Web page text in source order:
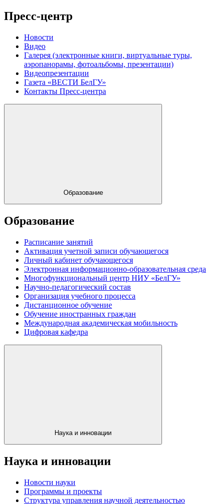
Пресс-центр
Новости
Видео
Галерея (электронные книги, виртуальные туры,
аэропанорамы, фотоальбомы, презентации)
Видеопрезентации
Газета «ВЕСТИ БелГУ»
Контакты Пресс-центра
Образование
Образование
Расписание занятий
Активация учетной записи обучающегося
Личный кабинет обучающегося
Электронная информационно-образовательная среда
Многофункциональный центр НИУ «БелГУ»
Научно-педагогический состав
Организация учебного процесса
Дистанционное обучение
Обучение иностранных граждан
Международная академическая мобильность
Цифровая кафедра
Наука и инновации
Наука и инновации
Новости науки
Программы и проекты
Структура управления научной деятельностью